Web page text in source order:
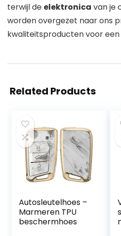
terwijl de elektronica van je
worden overgezet naar ons
kwaliteitsproducten voor
Related Products
Autosleutelhoes –
Marmeren TPU
beschermhoes